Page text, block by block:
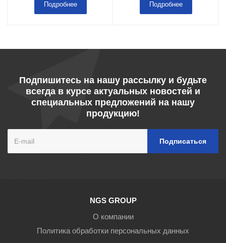
Подробнее Подробнее
Подпишитесь на нашу рассылку и будьте
всегда в курсе актуальных новостей и
специальных предложений на нашу
продукцию!
NGS GROUP
О компании
Политика обработки персональных данных